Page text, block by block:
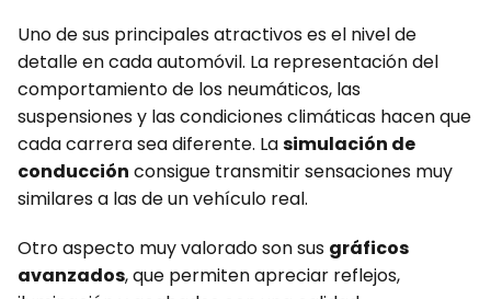
Uno de sus principales atractivos es el nivel de
detalle en cada automóvil. La representación del
comportamiento de los neumáticos, las
suspensiones y las condiciones climáticas hacen que
cada carrera sea diferente. Lasimulación de
conducción consigue transmitir sensaciones muy
similares a las de un vehículo real.
Otro aspecto muy valorado son sus gráficos
avanzados, que permiten apreciar reflejos,